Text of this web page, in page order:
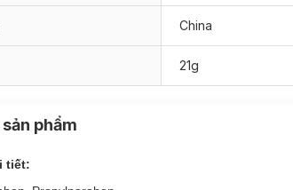
đang bán song song cả mẫu cũ và mới.
nhẹ, hạt phấn siêu nhỏ, che phủ hiệu quả cho
China
21g
phẩm
tiết: